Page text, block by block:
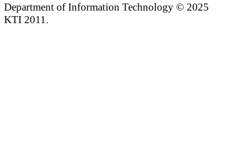
Department of Information Technology © 2025
KTI 2011.